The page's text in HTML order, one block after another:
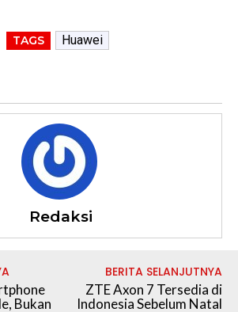
TAGS Huawei
Redaksi
Bukan
BERITA SELANJUTNYA
​ZTE Axon 7 Tersedia di
Indonesia Sebelum Natal